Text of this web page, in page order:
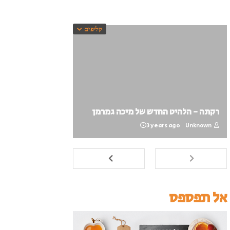
קליפים
רקתה - הלהיט החדש של מיכה גמרמן
Unknown
3 years ago
אל תפספס